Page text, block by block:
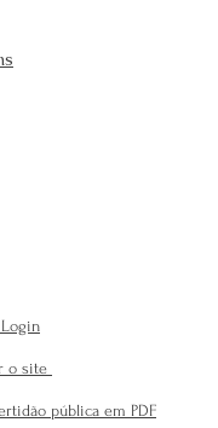
Login
o site
pública em PDF